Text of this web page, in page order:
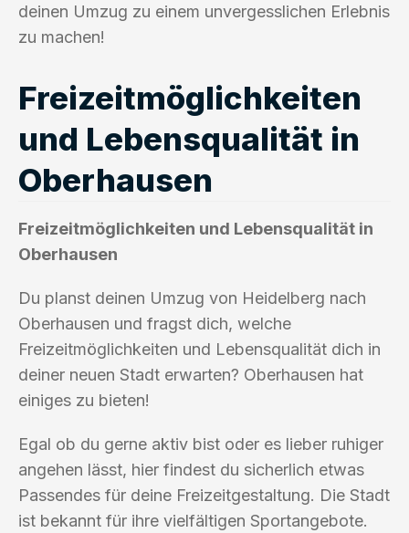
deinen Umzug zu einem unvergesslichen Erlebnis
zu machen!
Freizeitmöglichkeiten
und Lebensqualität in
Oberhausen
Freizeitmöglichkeiten und Lebensqualität in
Oberhausen
Du planst deinen Umzug von Heidelberg nach
Oberhausen und fragst dich, welche
Freizeitmöglichkeiten und Lebensqualität dich in
deiner neuen Stadt erwarten? Oberhausen hat
einiges zu bieten!
Egal ob du gerne aktiv bist oder es lieber ruhiger
angehen lässt, hier findest du sicherlich etwas
Passendes für deine Freizeitgestaltung. Die Stadt
ist bekannt für ihre vielfältigen Sportangebote.